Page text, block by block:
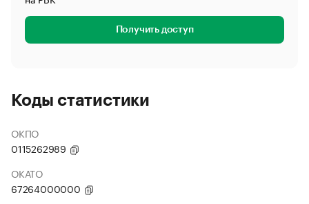
Получить доступ
Коды статистики
ОКПО
0115262989
ОКАТО
67264000000